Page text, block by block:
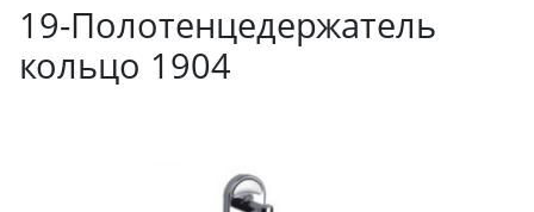
19-Полотенцедержатель
кольцо 1904